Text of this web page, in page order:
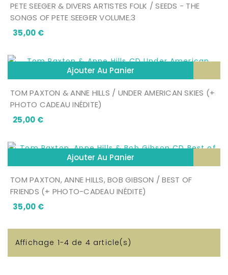
PETE SEEGER & DIVERS ARTISTES FOLK / SEEDS - THE
SONGS OF PETE SEEGER VOLUME.3
35,00 €Prix
Ajouter Au Panier
TOM PAXTON & ANNE HILLS / UNDER AMERICAN SKIES (+
PHOTO CADEAU INÉDITE)
25,00 €Prix
Ajouter Au Panier
TOM PAXTON, ANNE HILLS, BOB GIBSON / BEST OF
FRIENDS (+ PHOTO-CADEAU INÉDITE)
35,00 €Prix
Affichage 1-4 de 4 article(s)